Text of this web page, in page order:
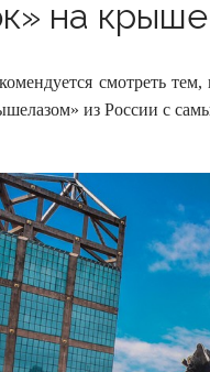
на крыше
смотреть
из России с